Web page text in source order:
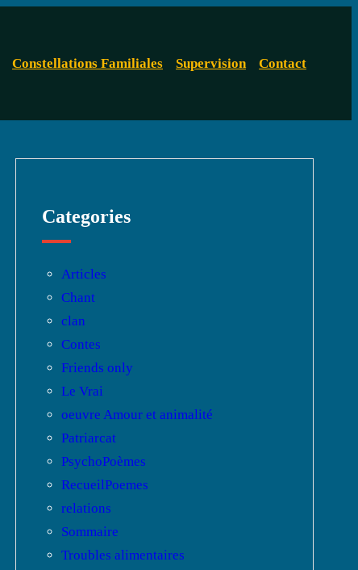
Constellations Familiales Supervision Contact
Categories
Articles
Chant
clan
Contes
Friends only
Le Vrai
oeuvre Amour et animalité
Patriarcat
PsychoPoèmes
RecueilPoemes
relations
Sommaire
Troubles alimentaires